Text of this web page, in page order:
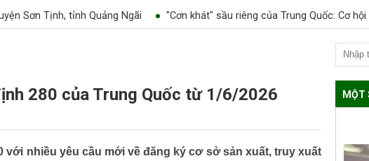
Sơn Tịnh, tỉnh Quảng Ngãi "Cơn khát" sầu riêng của Trung Quốc: Cơ
280 của Trung Quốc từ 1/6/2026
với nhiều yêu cầu mới về đăng ký cơ sở sản xuất, truy xuất
MỘT